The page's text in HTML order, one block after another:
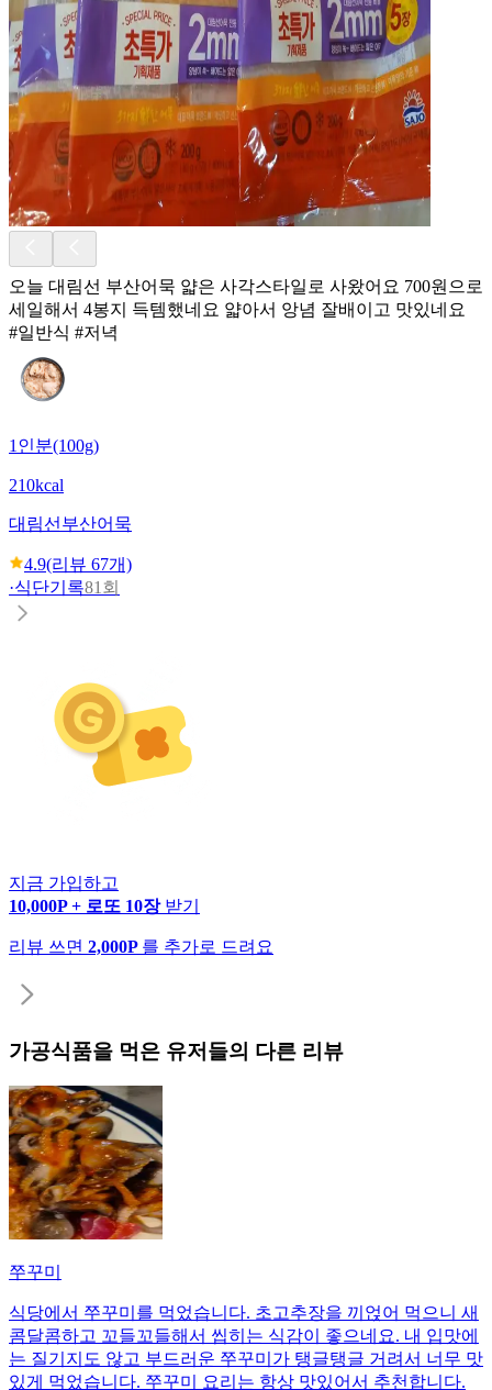
오늘 대림선 부산어묵 얇은 사각스타일로 사왔어요 700원으로
세일해서 4봉지 득템했네요 얇아서 앙념 잘배이고 맛있네요
#일반식 #저녁
1인분(100g)
210kcal
대림선 부산어묵
4.9(리뷰 67개)
·식단기록81회
지금 가입하고
10,000P + 로또 10장 받기
리뷰 쓰면 2,000P 를 추가로 드려요
가공식품을 먹은 유저들의 다른 리뷰
쭈꾸미
식당에서 쭈꾸미를 먹었습니다. 초고추장을 끼얹어 먹으니 새
콤달콤하고 꼬들꼬들해서 씹히는 식감이 좋으네요. 내 입맛에
는 질기지도 않고 부드러운 쭈꾸미가 탱글탱글 거려서 너무 맛
있게 먹었습니다. 쭈꾸미 요리는 항상 맛있어서 추천합니다.